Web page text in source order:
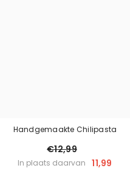
Handgemaakte Chilipasta
€12,99
In plaats daarvan 11,99